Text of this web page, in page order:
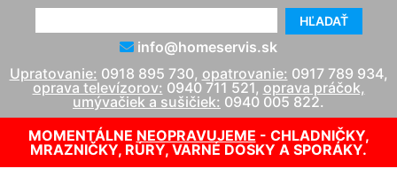
HĽADAŤ
info@homeservis.sk
Upratovanie: 0918 895 730, opatrovanie: 0917 789 934,
oprava televízorov: 0940 711 521, oprava práčok,
umývačiek a sušičiek: 0940 005 822.
MOMENTÁLNE NEOPRAVUJEME - CHLADNIČKY,
MRAZNIČKY, RÚRY, VARNÉ DOSKY A SPORÁKY.